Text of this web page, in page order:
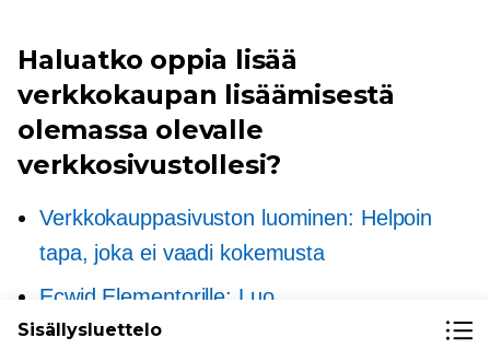
Haluatko oppia lisää
verkkokaupan lisäämisestä
olemassa olevalle
verkkosivustollesi?
Verkkokauppasivuston luominen: Helpoin
tapa, joka ei vaadi kokemusta
Ecwid Elementorille: Luo
verkkokauppasivusto WordPressissä ilman
Sisällysluettelo